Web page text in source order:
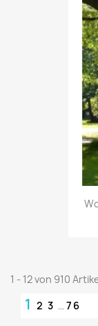
1 - 12 von 910
1 2 3 … 76